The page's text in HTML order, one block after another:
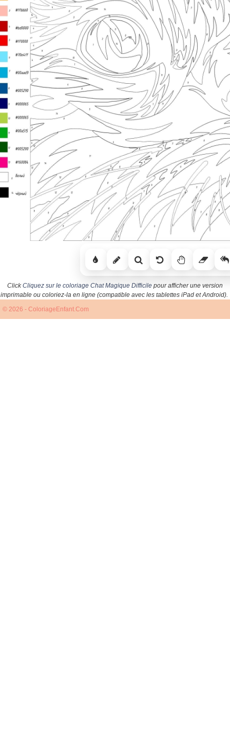
ClickCliquez sur le coloriage Chat Magique Difficile pour afficher une version
imprimable ou coloriez-la en ligne (compatible avec les tablettes iPad et Android).
© 2026 - ColoriageEnfant.Com